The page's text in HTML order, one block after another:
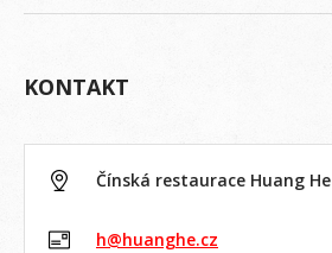
KONTAKT
Čínská restaurace Huang He
h@huanghe.cz